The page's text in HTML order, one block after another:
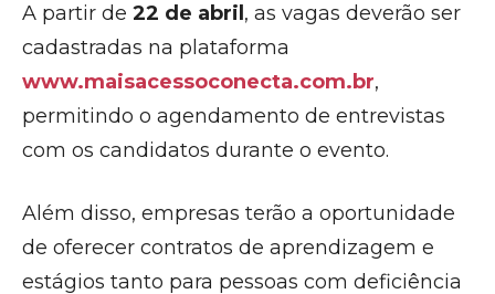
A partir de 22 de abril , as vagas deverão ser
cadastradas na plataforma
www.maisacessoconecta.com.br,
permitindo o agendamento de entrevistas
com os candidatos durante o evento.
Além disso, empresas terão a oportunidade
de oferecer contratos de aprendizagem e
estágios tanto para pessoas com deficiência